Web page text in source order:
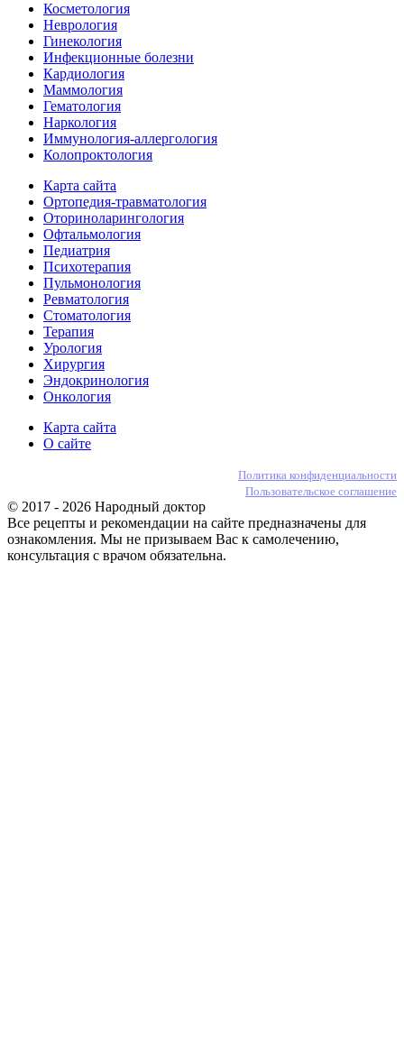
Косметология
Неврология
Гинекология
Инфекционные болезни
Кардиология
Маммология
Гематология
Наркология
Иммунология-аллергология
Колопроктология
Карта сайта
Ортопедия-травматология
Оториноларингология
Офтальмология
Педиатрия
Психотерапия
Пульмонология
Ревматология
Стоматология
Терапия
Урология
Хирургия
Эндокринология
Онкология
Карта сайта
О сайте
Политика конфиденциальности
Пользовательское соглашение
© 2017 - 2026 Народный доктор
Все рецепты и рекомендации на сайте предназначены для
ознакомления. Мы не призываем Вас к самолечению,
консультация с врачом обязательна.